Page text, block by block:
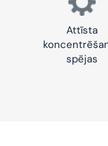
Attīsta
spējas